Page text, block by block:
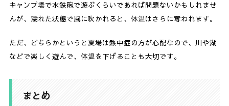
キャンプ場で水鉄砲で遊ぶくらいであれば問題ないかもしれませ
んが、濡れた状態で風に吹かれると、体温はさらに奪われます。
ただ、どちらかというと夏場は熱中症の方が心配なので、川や湖
などで楽しく遊んで、体温を下げることも大切です。
まとめ